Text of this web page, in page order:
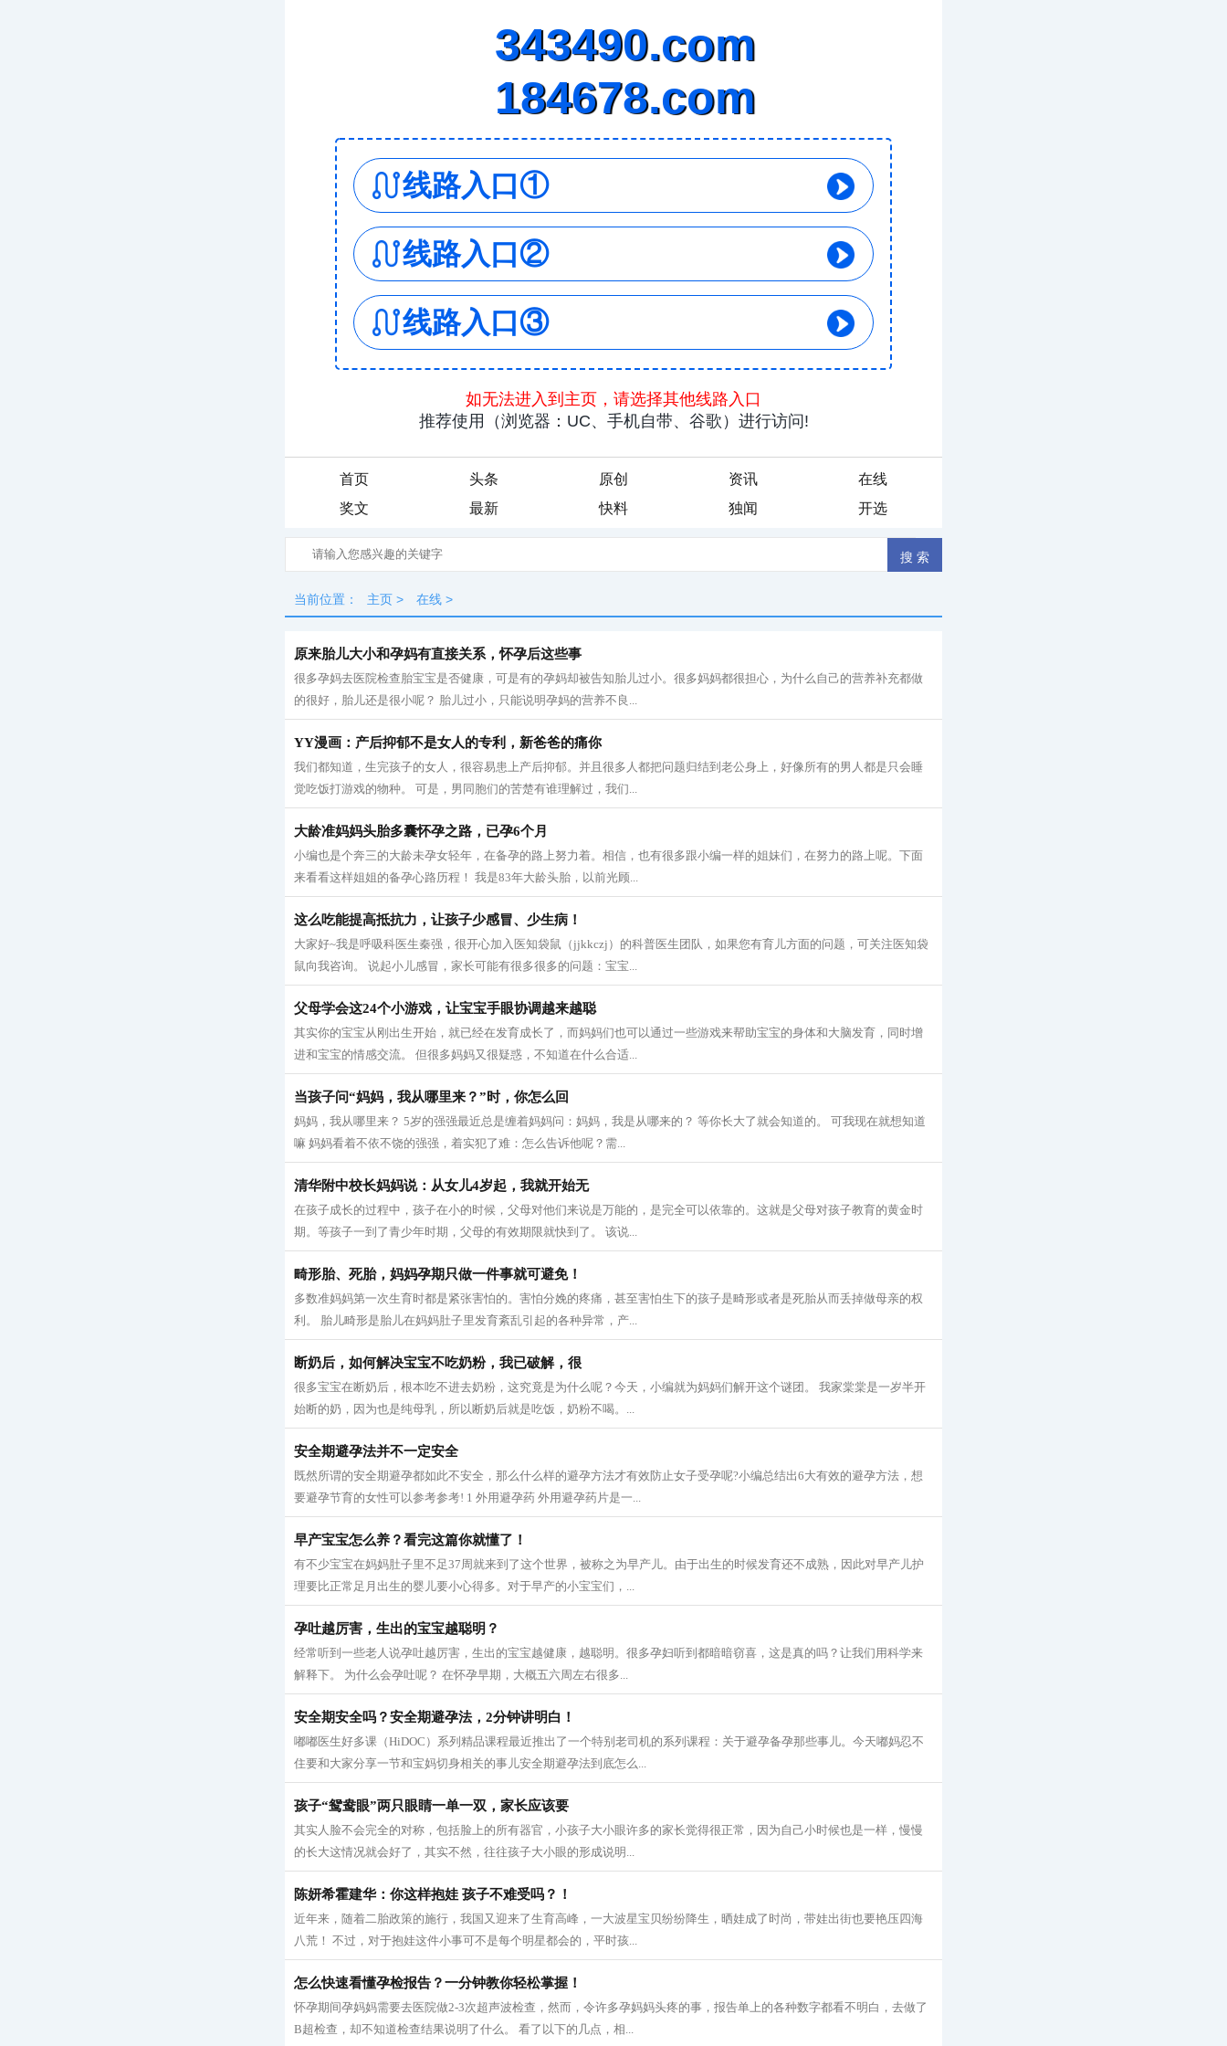
首页 头条 原创 资讯
在线
奖文
最新 快料 独闻 开选
当前位置： 主页 > 在线 >
原来胎儿大小和孕妈有直接关系，怀孕后这些事
很多孕妈去医院检查胎宝宝是否健康，可是有的孕妈却被告知胎儿过小。很多妈妈都很担心，为什么自己的营养补充都做
的很好，胎儿还是很小呢？ 胎儿过小，只能说明孕妈的营养不良...
YY漫画：产后抑郁不是女人的专利，新爸爸的痛你
我们都知道，生完孩子的女人，很容易患上产后抑郁。并且很多人都把问题归结到老公身上，好像所有的男人都是只会睡
觉吃饭打游戏的物种。 可是，男同胞们的苦楚有谁理解过，我们...
大龄准妈妈头胎多囊怀孕之路，已孕6个月
小编也是个奔三的大龄未孕女轻年，在备孕的路上努力着。相信，也有很多跟小编一样的姐妹们，在努力的路上呢。下面
来看看这样姐姐的备孕心路历程！ 我是83年大龄头胎，以前光顾...
这么吃能提高抵抗力，让孩子少感冒、少生病！
大家好~我是呼吸科医生秦强，很开心加入医知袋鼠（jjkkczj）的科普医生团队，如果您有育儿方面的问题，可关注医知袋
鼠向我咨询。 说起小儿感冒，家长可能有很多很多的问题：宝宝...
父母学会这24个小游戏，让宝宝手眼协调越来越聪
其实你的宝宝从刚出生开始，就已经在发育成长了，而妈妈们也可以通过一些游戏来帮助宝宝的身体和大脑发育，同时增
进和宝宝的情感交流。 但很多妈妈又很疑惑，不知道在什么合适...
当孩子问“妈妈，我从哪里来？”时，你怎么回
妈妈，我从哪里来？ 5岁的强强最近总是缠着妈妈问：妈妈，我是从哪来的？ 等你长大了就会知道的。 可我现在就想知道
嘛 妈妈看着不依不饶的强强，着实犯了难：怎么告诉他呢？需...
清华附中校长妈妈说：从女儿4岁起，我就开始无
在孩子成长的过程中，孩子在小的时候，父母对他们来说是万能的，是完全可以依靠的。这就是父母对孩子教育的黄金时
期。等孩子一到了青少年时期，父母的有效期限就快到了。 该说...
畸形胎、死胎，妈妈孕期只做一件事就可避免！
多数准妈妈第一次生育时都是紧张害怕的。害怕分娩的疼痛，甚至害怕生下的孩子是畸形或者是死胎从而丢掉做母亲的权
利。 胎儿畸形是胎儿在妈妈肚子里发育紊乱引起的各种异常，产...
断奶后，如何解决宝宝不吃奶粉，我已破解，很
很多宝宝在断奶后，根本吃不进去奶粉，这究竟是为什么呢？今天，小编就为妈妈们解开这个谜团。 我家棠棠是一岁半开
始断的奶，因为也是纯母乳，所以断奶后就是吃饭，奶粉不喝。...
安全期避孕法并不一定安全
既然所谓的安全期避孕都如此不安全，那么什么样的避孕方法才有效防止女子受孕呢?小编总结出6大有效的避孕方法，想
要避孕节育的女性可以参考参考! 1 外用避孕药 外用避孕药片是一...
早产宝宝怎么养？看完这篇你就懂了！
有不少宝宝在妈妈肚子里不足37周就来到了这个世界，被称之为早产儿。由于出生的时候发育还不成熟，因此对早产儿护
理要比正常足月出生的婴儿要小心得多。对于早产的小宝宝们，...
孕吐越厉害，生出的宝宝越聪明？
经常听到一些老人说孕吐越厉害，生出的宝宝越健康，越聪明。很多孕妇听到都暗暗窃喜，这是真的吗？让我们用科学来
解释下。 为什么会孕吐呢？ 在怀孕早期，大概五六周左右很多...
安全期安全吗？安全期避孕法，2分钟讲明白！
嘟嘟医生好多课（HiDOC）系列精品课程最近推出了一个特别老司机的系列课程：关于避孕备孕那些事儿。今天嘟妈忍不
住要和大家分享一节和宝妈切身相关的事儿安全期避孕法到底怎么...
孩子“鸳鸯眼”两只眼睛一单一双，家长应该要
其实人脸不会完全的对称，包括脸上的所有器官，小孩子大小眼许多的家长觉得很正常，因为自己小时候也是一样，慢慢
的长大这情况就会好了，其实不然，往往孩子大小眼的形成说明...
陈妍希霍建华：你这样抱娃 孩子不难受吗？！
近年来，随着二胎政策的施行，我国又迎来了生育高峰，一大波星宝贝纷纷降生，晒娃成了时尚，带娃出街也要艳压四海
八荒！ 不过，对于抱娃这件小事可不是每个明星都会的，平时孩...
怎么快速看懂孕检报告？一分钟教你轻松掌握！
怀孕期间孕妈妈需要去医院做2-3次超声波检查，然而，令许多孕妈妈头疼的事，报告单上的各种数字都看不明白，去做了
B超检查，却不知道检查结果说明了什么。 看了以下的几点，相...